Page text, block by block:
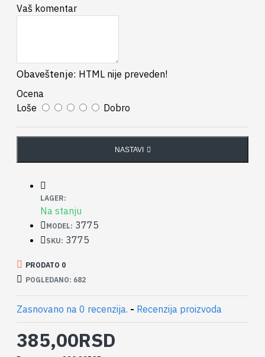
Vaš komentar
Obaveštenje: HTML nije preveden!
Ocena
Loše
Dobro
NASTAVI
LAGER:
Na stanju
MODEL: 3775
SKU: 3775
PRODATO 0
POGLEDANO: 682
Zasnovano na 0 recenzija. - Recenzija proizvoda
385,00RSD